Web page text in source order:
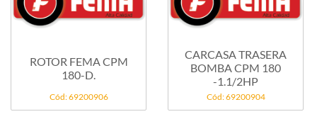
ROTOR FEMA CPM
180-D.
Cód: 69200906
CARCASA TRASERA
BOMBA CPM 180
-1.1/2HP
Cód: 69200904